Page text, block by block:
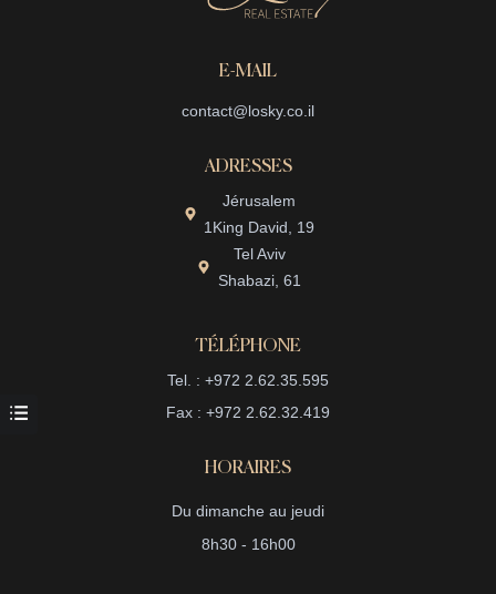
E-MAIL
contact@losky.co.il
ADRESSES
Jérusalem
1King David, 19
Tel Aviv
Shabazi, 61
TÉLÉPHONE
Tel. : +972 2.62.35.595
Fax : +972 2.62.32.419
HORAIRES
Du dimanche au jeudi
8h30 - 16h00